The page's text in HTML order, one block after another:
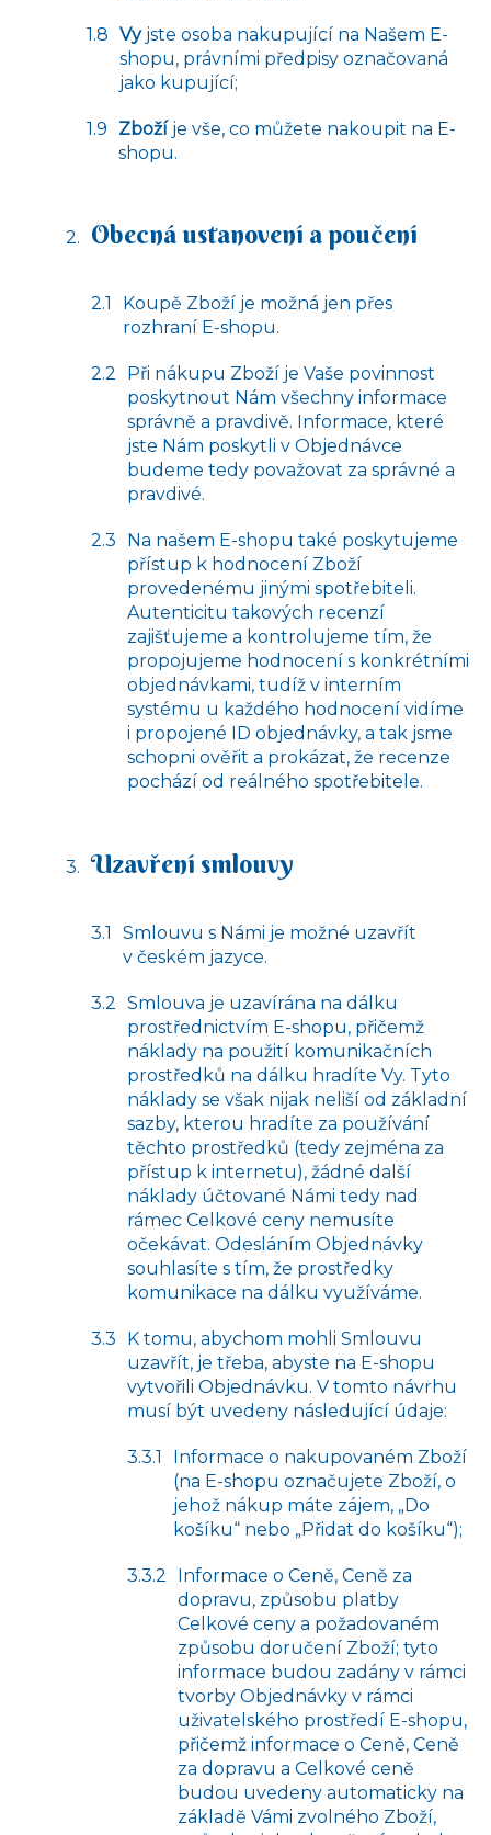
Vyjste osoba nakupující na Našem E-
shopu, právními předpisy označovaná
jako kupující;
Zbožíje vše, co můžete nakoupit na E-
shopu.
Obecná ustanovení a poučení
Koupě Zboží je možná jen přes
rozhraní E-shopu.
Při nákupu Zboží je Vaše povinnost
poskytnout Nám všechny informace
správně a pravdivě. Informace, které
jste Nám poskytli v Objednávce
budeme tedy považovat za správné a
pravdivé.
Na našem E-shopu také poskytujeme
přístup k hodnocení Zboží
provedenému jinými spotřebiteli.
Autenticitu takových recenzí
zajišťujeme a kontrolujeme tím, že
propojujeme hodnocení s konkrétními
objednávkami, tudíž v interním
systému u každého hodnocení vidíme
i propojené ID objednávky, a tak jsme
schopni ověřit a prokázat, že recenze
pochází od reálného spotřebitele.
Uzavření smlouvy
Smlouvu s Námi je možné uzavřít
v českém jazyce.
Smlouva je uzavírána na dálku
prostřednictvím E-shopu, přičemž
náklady na použití komunikačních
prostředků na dálku hradíte Vy. Tyto
náklady se však nijak neliší od základní
sazby, kterou hradíte za používání
těchto prostředků (tedy zejména za
přístup k internetu), žádné další
náklady účtované Námi tedy nad
rámec Celkové ceny nemusíte
očekávat. Odesláním Objednávky
souhlasíte s tím, že prostředky
komunikace na dálku využíváme.
K tomu, abychom mohli Smlouvu
uzavřít, je třeba, abyste na E-shopu
vytvořili Objednávku. V tomto návrhu
musí být uvedeny následující údaje:
Informace o nakupovaném Zboží
(na E-shopu označujete Zboží, o
jehož nákup máte zájem, „Do
košíku“ nebo „Přidat do košíku“);
Informace o Ceně, Ceně za
dopravu, způsobu platby
Celkové ceny a požadovaném
způsobu doručení Zboží; tyto
informace budou zadány v rámci
tvorby Objednávky v rámci
uživatelského prostředí E-shopu,
přičemž informace o Ceně, Ceně
za dopravu a Celkové ceně
budou uvedeny automaticky na
základě Vámi zvolného Zboží,